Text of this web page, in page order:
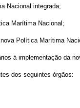
Nacional integrada;
Marítima Nacional;
Política Marítima
à implementação da
dos seguintes órgãos: